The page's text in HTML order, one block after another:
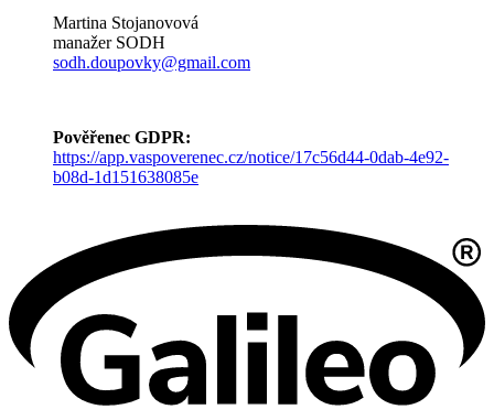
Martina Stojanovová
manažer SODH
sodh.doupovky@gmail.com
Pověřenec GDPR:
https://app.vaspoverenec.cz/notice/17c56d44-0dab-4e92-
b08d-1d151638085e